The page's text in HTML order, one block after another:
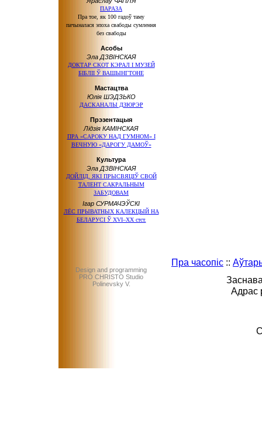
ПАРАЗА
Пра тое, як 100 гадоў таму
пачыналася эпоха свабоды сумлення
без свабоды
Асобы
Эла ДЗВІНСКАЯ
ДОКТАР СКОТ КЭРАЛ І МУЗЕЙ
БІБЛІІ Ў ВАШЫНГТОНЕ
Мастацтва
Юлія ШЭДЗЬКО
ДАСКАНАЛЫ ДЗЮРЭР
Прэзентацыя
Лідзія КАМІНСКАЯ
ПРА «САРОКУ НАД ГУМНОМ» І
ВЕЧНУЮ «ДАРОГУ ДАМОЎ»
Культура
Эла ДЗВІНСКАЯ
ДОЙЛІД, ЯКІ ПРЫСВЯЦІЎ СВОЙ
ТАЛЕНТ САКРАЛЬНЫМ
ЗАБУДОВАМ
Ігар СУРМАЧЭЎСКІ
ЛЁС ПРЫВАТНЫХ КАЛЕКЦЫЙ НА
БЕЛАРУСI Ў XVI–XX стст.
Design and programming
PRO CHRISTO Studio
Polinevsky V.
Пра часопіс ::
Адрас